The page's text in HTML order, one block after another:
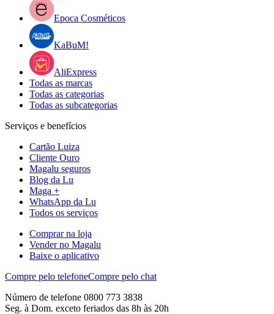
Epoca Cosméticos
KaBuM!
AliExpress
Todas as marcas
Todas as categorias
Todas as subcategorias
Serviços e benefícios
Cartão Luiza
Cliente Ouro
Magalu seguros
Blog da Lu
Maga +
WhatsApp da Lu
Todos os serviços
Comprar na loja
Vender no Magalu
Baixe o aplicativo
Compre pelo telefoneCompre pelo chat
Número de telefone 0800 773 3838
Seg. à Dom. exceto feriados das 8h às 20h